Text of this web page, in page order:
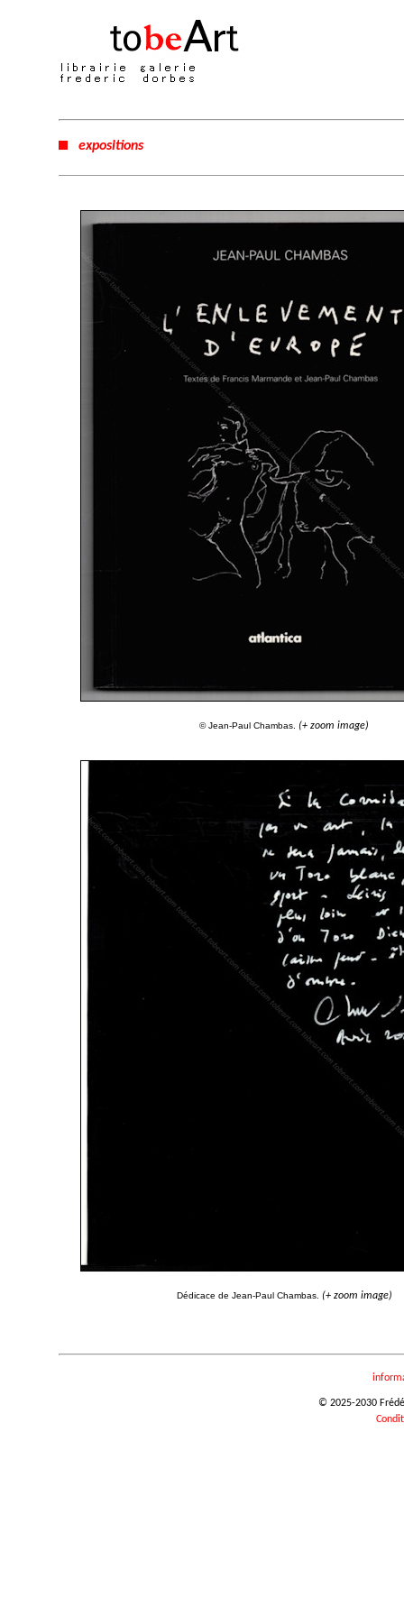
expositions
© Jean-Paul Chambas. (+ zoom image)
Dédicace de Jean-Paul Chambas. (+ zoom image)
© 2025-2030